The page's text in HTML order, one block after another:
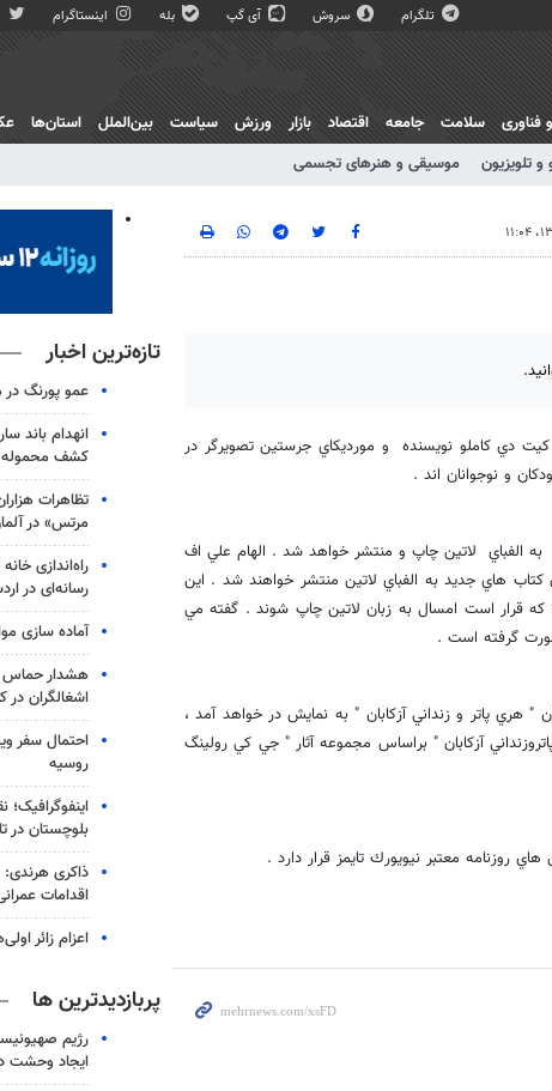
تلگرام سروش آی گپ بله اینستاگرام
و تلویزیون موسیقی و هنرهای تجسمی
فناوری سلامت جامعه اقتصاد بازار ورزش سیاست بین‌الملل استان‌ها
دي كاملو نويسنده و مورديكاي جرستين تصويرگر در
و نوجوانان اند .
به الفباي لاتين چاپ و منتشر خواهد شد . الهام علي اف
هاي جديد به الفباي لاتين منتشر خواهند شد . اين
قرار است امسال به زبان لاتين چاپ شوند . گفته مي
گرفته است .
پاتر و زنداني آزكابان " به نمايش در خواهد آمد ،
آزكابان " براساس مجموعه آثار " جي كي رولينگ
معتبر نيويورك تايمز قرار دارد .
تازه‌ترین اخبار
عمو پورنگ
انهدام باند
کشف محموله ۱۸۰ میلیاردی
تظاهرات
مرتس» در
راه‌اندازی
رسانه‌ای در
آماده سازی
هشدار حماس
اشغالگران در
احتمال سفر
روسیه
بلوچستان در
ذاکری هرندی:
اقدامات
اعزام زائر
پربازدیدترین ها
رژیم
ایجاد وحشت